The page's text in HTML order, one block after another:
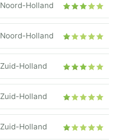
Noord-Holland
Noord-Holland
Zuid-Holland
Zuid-Holland
Zuid-Holland